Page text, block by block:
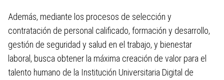
Además, mediante los procesos de selección y
contratación de personal calificado, formación y desarrollo,
gestión de seguridad y salud en el trabajo, y bienestar
laboral, busca obtener la máxima creación de valor para el
talento humano de la Institución Universitaria Digital de